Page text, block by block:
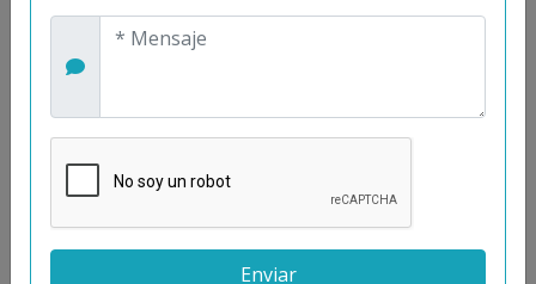
Prieto, Antonio
Mora
Gutiérrez, José
PUBLICACIONES
Moreno